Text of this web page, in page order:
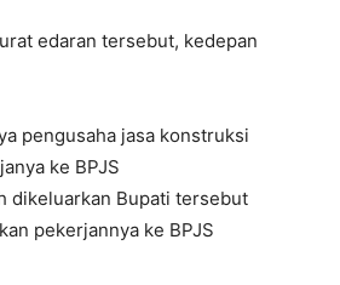
edaran tersebut, kedepan
pengusaha jasa konstruksi
ke BPJS
dikeluarkan Bupati tersebut
pekerjannya ke BPJS